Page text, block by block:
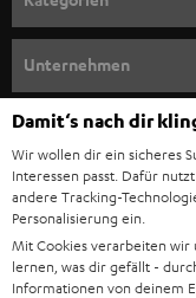
m
e
l
d
u
n
g
SOUNDBAR
HIFI-LAUTSPRECHER
SMART HOME
Unternehmen
SUPPORT
KARRIERE
PRESSE & MARKETING
GESCHÄFTSKUNDEN
Teufel Onlineshops
DEUTSCHLAND
ÖSTERREICH
Damit‘s nach dir
Wir wollen dir ein sicheres
Interessen passt. Dafür
andere Tracking-
Personalisierung ein.
Mit Cookies verarbeiten
lernen, was dir gefällt -
Informationen von deinem